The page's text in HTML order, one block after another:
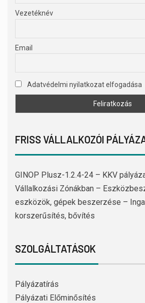
Vezetéknév
Email
Adatvédelmi nyilatkozat elfogadása
FRISS VÁLLALKOZÓI
GINOP Plusz-1.2.4-24 – KKV
Vállalkozási Zónákban –
eszközök, gépek beszerzése –
korszerűsítés, bővítés
SZOLGÁLTATÁSOK
Pályázatírás
Pályázati Előminősítés